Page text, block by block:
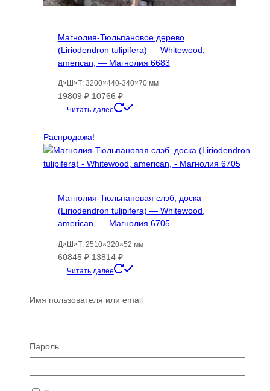
Магнолия-Тюльпановое дерево
(Liriodendron tulipifera) — Whitewood,
american, — Магнолия 6683
Д×Ш×Т: 3200×440-340×70 мм
19809₽ Первоначальная
цена
19809 ₽.
10766 ₽Текущая
цена:
Читать далее
Распродажа!
Магнолия-Тюльпановая слэб, доска
(Liriodendron tulipifera) — Whitewood,
american, — Магнолия 6705
Д×Ш×Т: 2510×320×52 мм
60845₽ Первоначальная
цена
13814 ₽Текущая
цена:
Читать далее
Распродажа
Распродажа!
Имя пользователя или email
Пароль